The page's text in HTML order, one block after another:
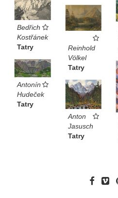
Bedřich
Kostřánek
Tatry
Reinhold
Völkel
Tatry
Antonín
Hudeček
Tatry
Anton
Jasusch
Tatry